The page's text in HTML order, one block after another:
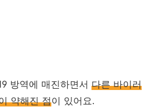
방역에 매진하면서 다른 바이러
약해진 점이 있어요.